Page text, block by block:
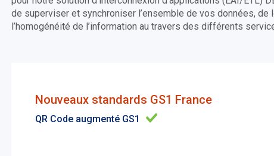
de superviser et synchroniser l’ensemble de vos données,
l’homogénéité de l’information au travers des différents
Nouveaux standards GS1 France
QR Code augmenté GS1